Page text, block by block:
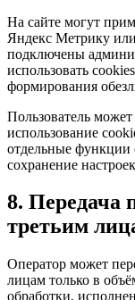
На сайте могут
Яндекс Метрику
подключены
использовать
формирования
Пользователь
использование
отдельные функции
сохранение
8. Передача
третьим
Оператор может
лицам только в
обработки,